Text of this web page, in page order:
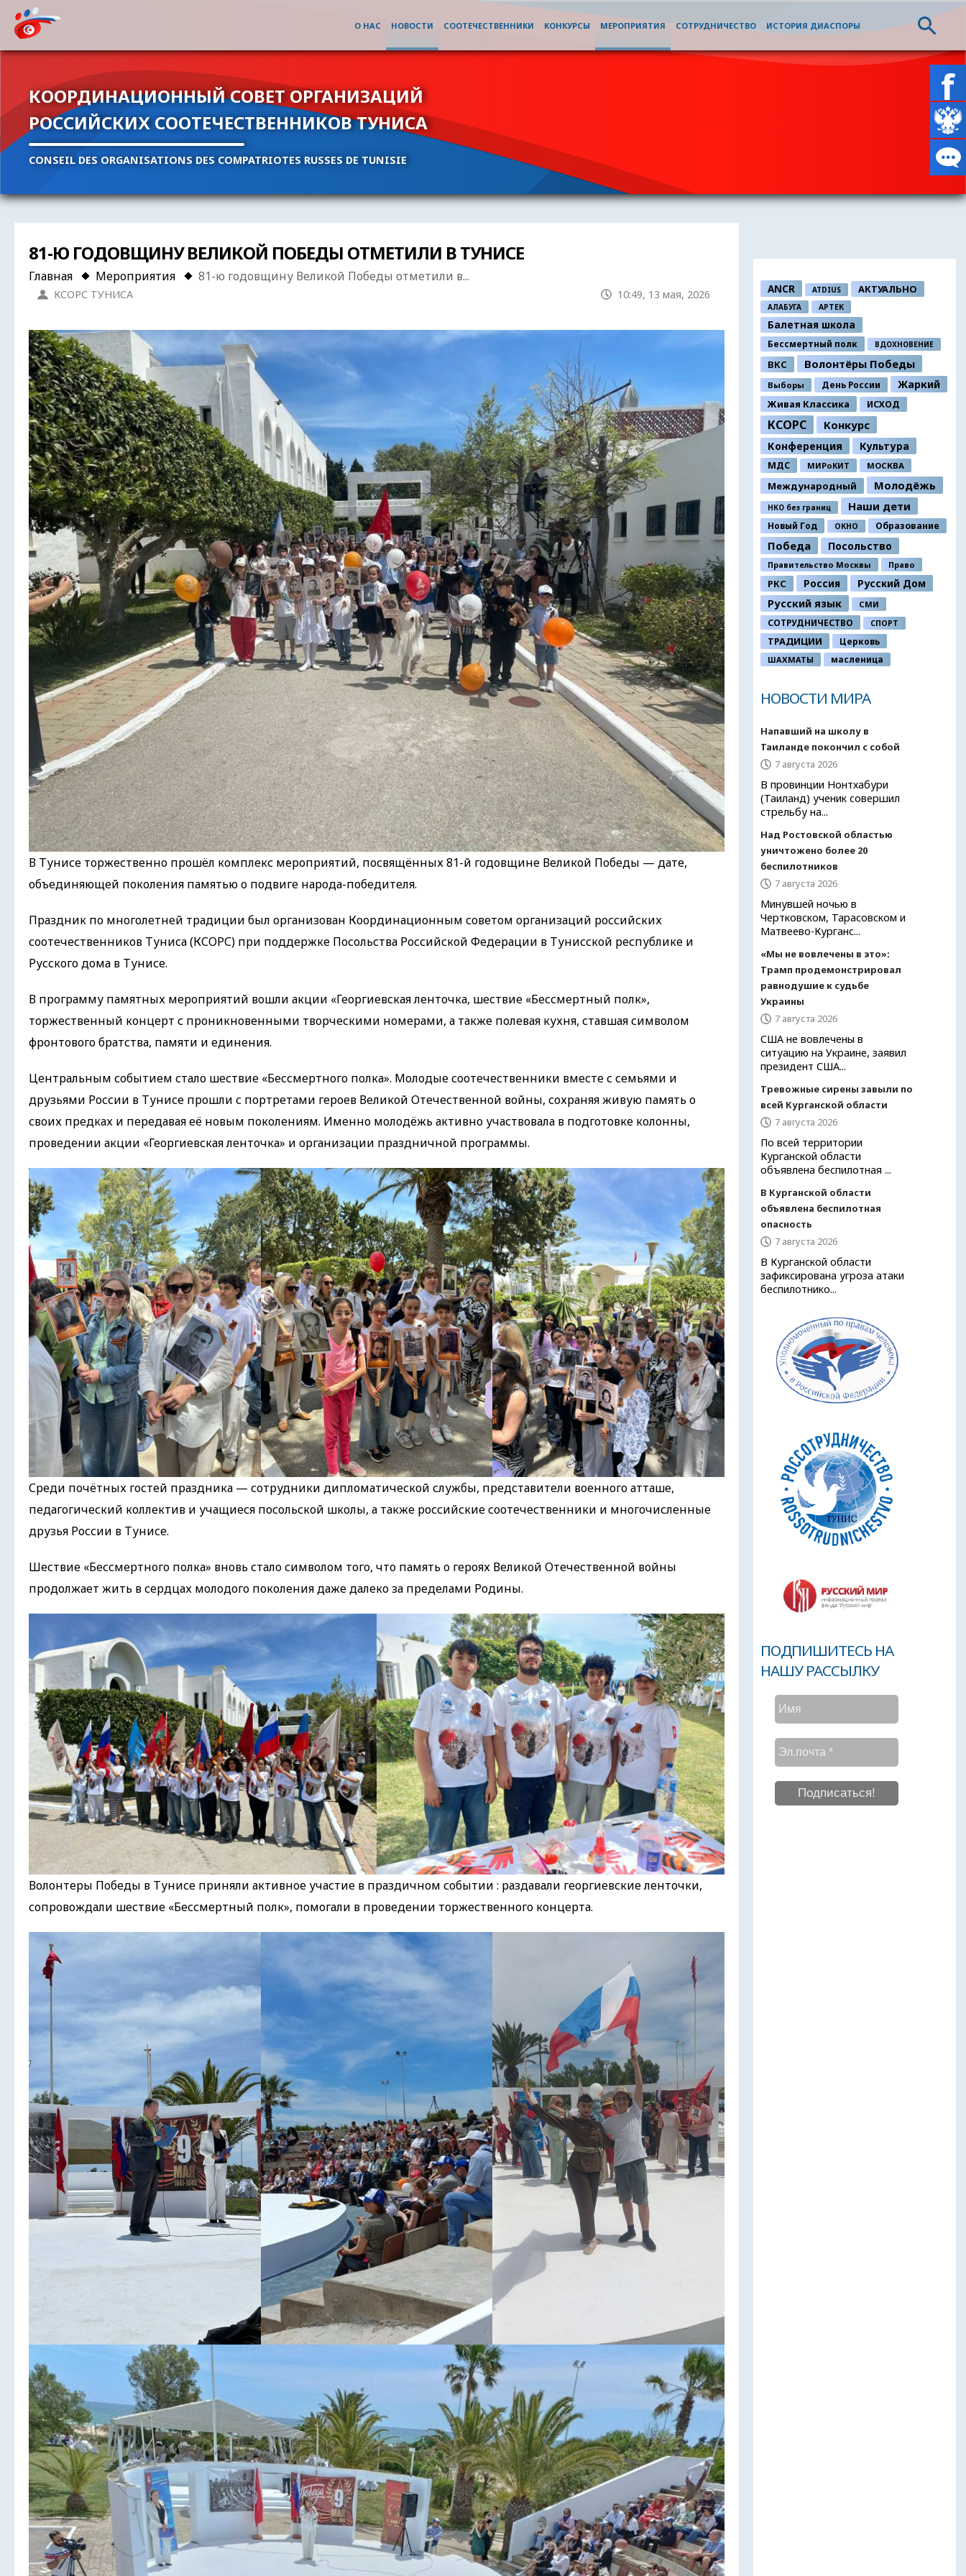
КООРДИНАЦИОННЫЙ СОВЕТ ОРГАНИЗАЦИЙ
РОССИЙСКИХ СООТЕЧЕСТВЕННИКОВ ТУНИСА
CONSEIL DES ORGANISATIONS DES COMPATRIOTES RUSSES DE TUNISIE
О НАС НОВОСТИ СООТЕЧЕСТВЕННИКИ КОНКУРСЫ МЕРОПРИЯТИЯ СОТРУДНИЧЕСТВО ИСТОРИЯ ДИАСПОРЫ
81-Ю ГОДОВЩИНУ ВЕЛИКОЙ ПОБЕДЫ ОТМЕТИЛИ В ТУНИСЕ
Главная Мероприятия 81-ю годовщину Великой Победы отметили в...
КСОРС ТУНИСА 10:49, 13 мая, 2026
В Тунисе торжественно прошёл комплекс мероприятий, посвящённых 81-й годовщине Великой Победы — дате,
объединяющей поколения памятью о подвиге народа-победителя.
Праздник по многолетней традиции был организован Координационным советом организаций российских
соотечественников Туниса (КСОРС) при поддержке Посольства Российской Федерации в Тунисской республике и
Русского дома в Тунисе.
В программу памятных мероприятий вошли акции «Георгиевская ленточка, шествие «Бессмертный полк»,
торжественный концерт с проникновенными творческими номерами, а также полевая кухня, ставшая символом
фронтового братства, памяти и единения.
Центральным событием стало шествие «Бессмертного полка». Молодые соотечественники вместе с семьями и
друзьями России в Тунисе прошли с портретами героев Великой Отечественной войны, сохраняя живую память о
своих предках и передавая её новым поколениям. Именно молодёжь активно участвовала в подготовке колонны,
проведении акции «Георгиевская ленточка» и организации праздничной программы.
Среди почётных гостей праздника — сотрудники дипломатической службы, представители военного атташe,
педагогический коллектив и учащиеся посольской школы, а также российские соотечественники и многочисленные
друзья России в Тунисе.
Шествие «Бессмертного полка» вновь стало символом того, что память о героях Великой Отечественной войны
продолжает жить в сердцах молодого поколения даже далеко за пределами Родины.
Волонтеры Победы в Тунисе приняли активное участие в праздичном событии : раздавали георгиевские ленточки,
сопровождали шествие «Бессмертный полк», помогали в проведении торжественного концерта.
ANCR ATDIUS АКТУАЛЬНО
АЛАБУГА АРТЕК
Балетная школа
Бессмертный полк ВДОХНОВЕНИЕ
ВКС Волонтёры Победы
Выборы День России Жаркий
Живая Классика ИСХОД
КСОРС Конкурс
Конференция Культура
МДС МИРоКИТ МОСКВА
Международный Молодёжь
НКО без границ Наши дети
Новый Год ОКНО Образование
Победа Посольство
Правительство Москвы Право
РКС Россия
Русский Дом
Русский язык
СМИ
СОТРУДНИЧЕСТВО СПОРТ
ТРАДИЦИИ Церковь
ШАХМАТЫ масленица
НОВОСТИ МИРА
Напавший на школу в
Таиланде покончил с собой
7 августа 2026
В провинции Нонтхабури
(Таиланд) ученик совершил
стрельбу на...
Над Ростовской областью
уничтожено более 20
беспилотников
7 августа 2026
Минувшей ночью в
Чертковском, Тарасовском и
Матвеево-Курганс...
«Мы не вовлечены в это»:
Трамп продемонстрировал
равнодушие к судьбе
Украины
7 августа 2026
США не вовлечены в
ситуацию на Украине, заявил
президент США...
Тревожные сирены завыли по
всей Курганской области
7 августа 2026
По всей территории
Курганской области
объявлена беспилотная ...
В Курганской области
объявлена беспилотная
опасность
7 августа 2026
В Курганской области
зафиксирована угроза атаки
беспилотнико...
ПОДПИШИТЕСЬ НА
НАШУ РАССЫЛКУ